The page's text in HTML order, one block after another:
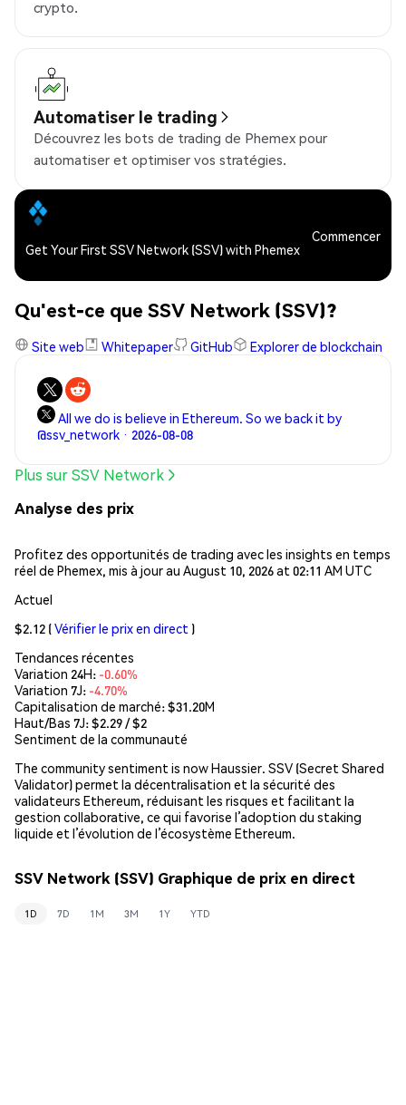
crypto.
Automatiser le trading
Découvrez les bots de trading de Phemex pour
automatiser et optimiser vos stratégies.
Get Your First SSV Network (SSV) with Phemex
Commencer
Qu'est-ce que SSV Network (SSV)?
Site web Whitepaper GitHub Explorer de blockchain
All we do is believe in Ethereum. So we back it by
@ssv_network · 2026-08-08
Plus sur SSV Network
Analyse des prix
Profitez des opportunités de trading avec les insights en temps
réel de Phemex, mis à jour au August 10, 2026 at 02:11 AM UTC
Actuel
$2.12 (Vérifier le prix en direct )
Tendances récentes
Variation 24H: -0.60%
Variation 7J: -4.70%
Capitalisation de marché:$31.20M
Haut/Bas 7J: $2.29/ $2
Sentiment de la communauté
The community sentiment is now Haussier. SSV (Secret Shared
Validator) permet la décentralisation et la sécurité des
validateurs Ethereum, réduisant les risques et facilitant la
gestion collaborative, ce qui favorise l’adoption du staking
liquide et l’évolution de l’écosystème Ethereum.
SSV Network (SSV) Graphique de prix en direct
1D 7D 1M 3M 1Y YTD